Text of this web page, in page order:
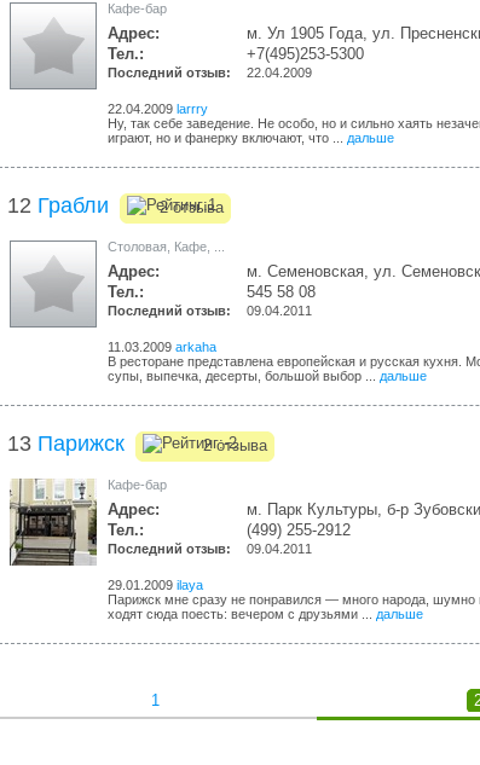
Кафе-бар
Адрес:
м. Ул 1905 Года, ул.
Тел.:
+7(495)253-5300
Последний отзыв: 22.04.2009
22.04.2009 larrry
Ну, так себе заведение. Не особо, но и сильно хаять
играют, но и фанерку включают, что ... дальше
12 Грабли 2 отзыва
Столовая Кафе
Адрес:
м. Семеновская, ул.
Тел.:
545 58 08
Последний отзыв: 09.04.2011
11.03.2009 arkaha
В ресторане представлена европейская и русская кухня.
супы, выпечка, десерты, большой выбор ... дальше
13 Парижск 2 отзыва
Кафе-бар
Адрес:
м. Парк Культуры, б-р
Тел.:
(499) 255-2912
Последний отзыв: 09.04.2011
29.01.2009 ilaya
Парижск мне сразу не понравился — много народа,
ходят сюда поесть: вечером с друзьями ... дальше
1